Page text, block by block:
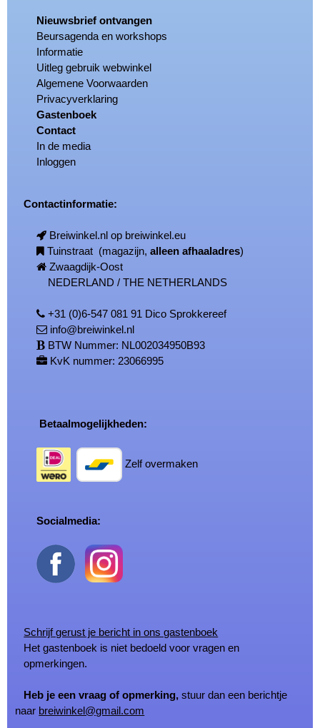
Nieuwsbrief ontvangen
Beursagenda en workshops
Informatie
Uitleg gebruik webwinkel
Algemene Voorwaarden
Privacyverklaring
Gastenboek
Contact
In de media
Inloggen
Contactinformatie:
Breiwinkel.nl op breiwinkel.eu
Tuinstraat (magazijn,alleen afhaaladres)
Zwaagdijk-Oost
NEDERLAND / THE NETHERLANDS
+31 (0)6-547 081 91 Dico Sprokkereef
info@breiwinkel.nl
BTW Nummer: NL002034950B93
KvK nummer: 23066995
Betaalmogelijkheden:
Zelf overmaken
Socialmedia:
Schrijf gerust je bericht in ons gastenboek
Het gastenboek is niet bedoeld voor vragen en
opmerkingen.
Heb je een vraag of opmerking, stuur dan een berichtje
naar breiwinkel@gmail.com